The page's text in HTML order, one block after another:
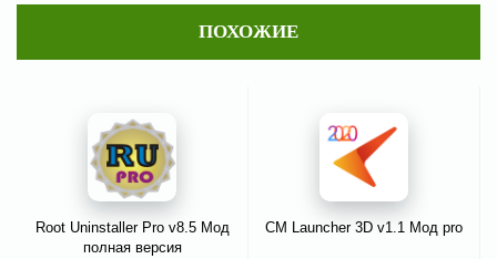
ПОХОЖИЕ
Root Uninstaller Pro v8.5 Мод
полная версия
CM Launcher 3D v1.1 Мод pro